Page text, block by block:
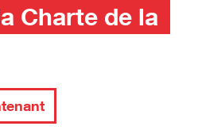
Charte de la